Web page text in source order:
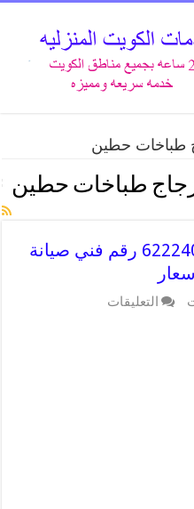
طباخات حطين
زجاج طباخات حطين
تصليح طباخات حطين 62224041 رقم فني صيانة
التعليقات